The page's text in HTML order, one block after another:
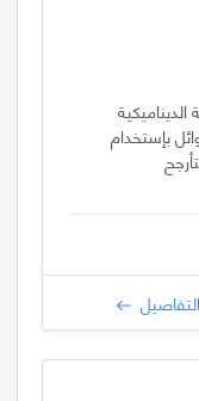
بإستخدام
التفاصيل